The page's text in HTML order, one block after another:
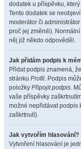
dodatek u příspěvku,
Tento dodatek se
moderátor či
proč jej změnili).
něj již někdo odpověděl.
Jak přidám podpis k
Přidat podpis znamená,
stránku Profil. Podpis
položky Připojit podpis.
vaše příspěvky
možné nepřidávat podpis
zaškrtnutí).
Jak vytvořím hlasování?
Vytvoření hlasování je